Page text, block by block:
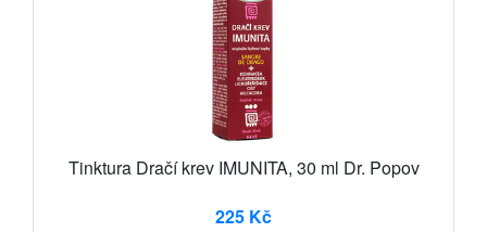
Tinktura Dračí krev IMUNITA, 30 ml Dr. Popov
225 Kč